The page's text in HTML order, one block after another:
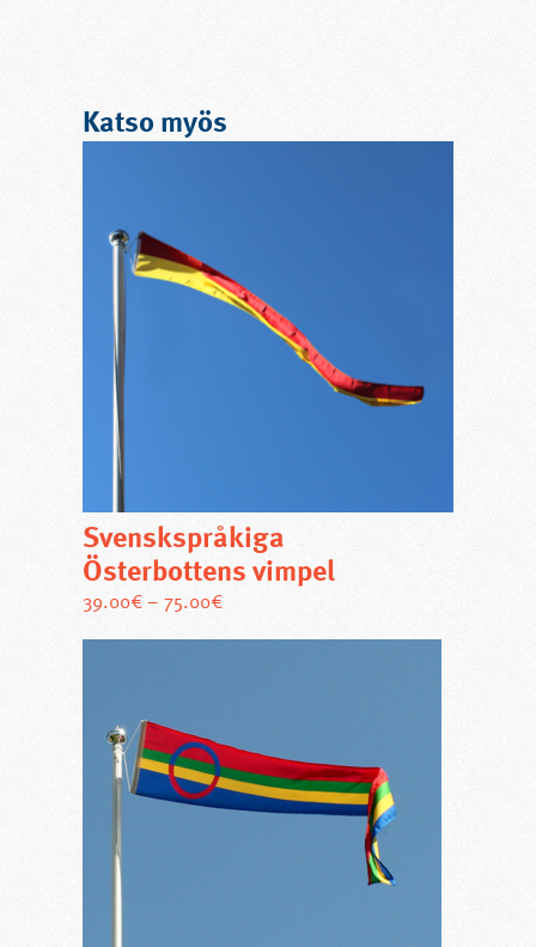
Katso myös
Svenskspråkiga
Österbottens vimpel
39.00€– 75.00€Den
varianter.
De
olika